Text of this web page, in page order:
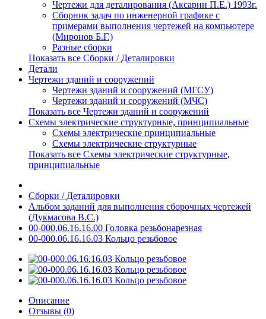
Чертежи для деталирования (Аксарин П.Е.) 1993г.
Сборник задач по инженерной графике с
примерами выполнения чертежей на компьютере
(Миронов Б.Г.)
Разные сборки
Показать все Сборки / Деталировки
Детали
Чертежи зданий и сооружений
Чертежи зданий и сооружений (МГСУ)
Чертежи зданий и сооружений (МЧС)
Показать все Чертежи зданий и сооружений
Схемы электрические структурные, принципиальные
Схемы электрические принципиальные
Схемы электрические структурные
Показать все Схемы электрические структурные,
принципиальные
Сборки / Деталировки
Альбом заданий для выполнения сборочных чертежей
(Дукмасова В.С.)
00-000.06.16.16.00 Головка резьбонарезная
00-000.06.16.16.03 Кольцо резьбовое
Описание
Отзывы (0)